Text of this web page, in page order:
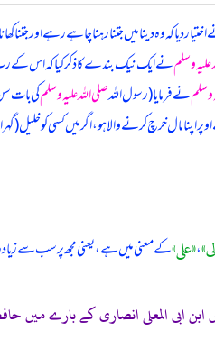
دیا کہ وہ دینا میں جتنا رہنا چاہے رہے اور جتنا
علیہ وسلمنے ایک نیک بندے کا ذکر کیا کہ اس کے
وسلمنے فرمایا (رسول اللہصلی اللہ علیہ وسلمکی بات
اپنا مال خرچ کرنے والا ہو، اگر میں کسی کو
،«على»کے معنی میں ہے، یعنی مجھ پر سب سے
(ضعیف الإسناد) (سند میں ابن ابی